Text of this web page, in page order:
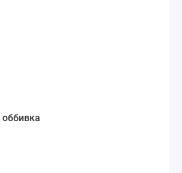
оббивка